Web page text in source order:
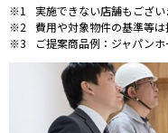
実施できない店舗もござい
費用や対象物件の基準等は
ご提案商品例：ジャパン